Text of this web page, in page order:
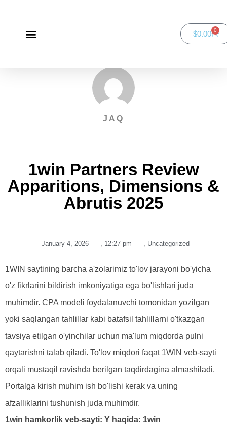
$0.00 0
JAQ
1win Partners Review
Apparitions, Dimensions &
Abrutis 2025
January 4, 2026 , 12:27 pm , Uncategorized
1WIN saytining barcha a'zolarimiz to'lov jarayoni bo'yicha
o'z fikrlarini bildirish imkoniyatiga ega bo'lishlari juda
muhimdir. CPA modeli foydalanuvchi tomonidan yozilgan
yoki saqlangan tahlillar kabi batafsil tahlillarni o'tkazgan
tavsiya etilgan o'yinchilar uchun ma'lum miqdorda pulni
qaytarishni talab qiladi. To'lov miqdori faqat 1WIN veb-sayti
orqali mustaqil ravishda berilgan taqdirdagina almashiladi.
Portalga kirish muhim ish bo'lishi kerak va uning
afzalliklarini tushunish juda muhimdir.
1win hamkorlik veb-sayti: Y haqida: 1win